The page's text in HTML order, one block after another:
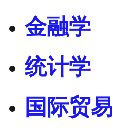
金融学
统计学
国际贸易